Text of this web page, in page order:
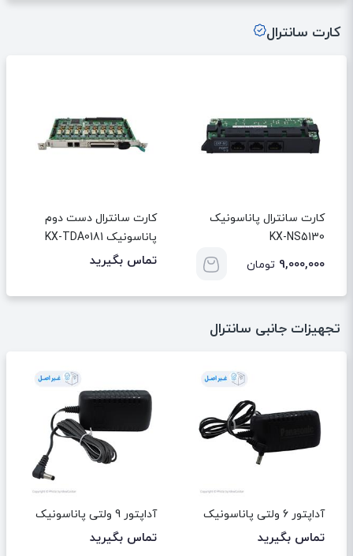
کارت سانترال
کارت سانترال پاناسونیک
KX-NS5130
9,000,000 تومان
کارت سانترال دست دوم
پاناسونیک KX-TDA0181
تماس بگیرید
تجهیزات جانبی سانترال
آداپتور 6 ولتی پاناسونیک
تماس بگیرید
آداپتور 9 ولتی پاناسونیک
تماس بگیرید